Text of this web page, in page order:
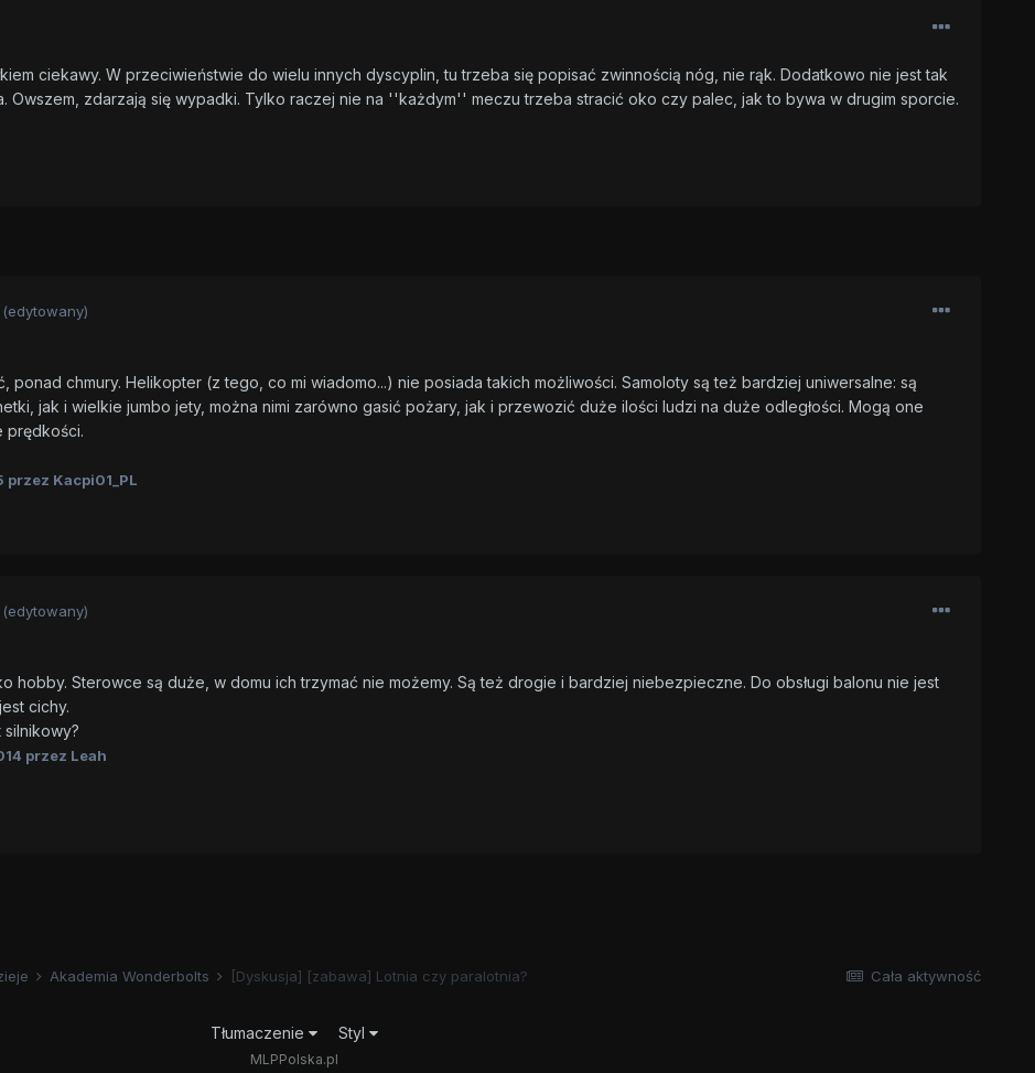
ciekawy. W przeciwieństwie do wielu innych dyscyplin, tu trzeba się popisać zwinnością nóg, nie rąk. Dodatkowo nie jest tak
Owszem, zdarzają się wypadki. Tylko raczej nie na ''każdym'' meczu trzeba stracić oko czy palec, jak to bywa w drugim sporcie.
(edytowany)
ponad chmury. Helikopter (z tego, co mi wiadomo...) nie posiada takich możliwości. Samoloty są też bardziej uniwersalne: są
jak i wielkie jumbo jety, można nimi zarówno gasić pożary, jak i przewozić duże ilości ludzi na duże odległości. Mogą one
prędkości.
przez Kacpi01_PL
(edytowany)
hobby. Sterowce są duże, w domu ich trzymać nie możemy. Są też drogie i bardziej niebezpieczne. Do obsługi balonu nie jest
cichy.
przez Leah
Cała aktywność
Akademia Wonderbolts [Dyskusja] [zabawa] Lotnia czy paralotnia?
Tłumaczenie Styl
MLPPolska.pl